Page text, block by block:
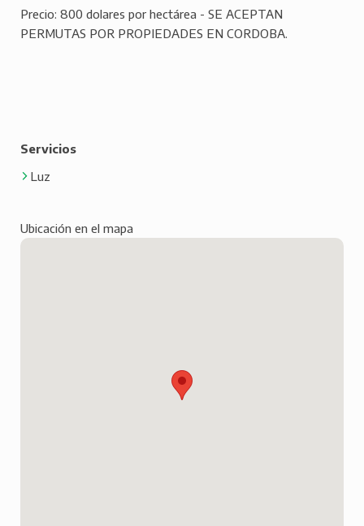
Precio: 800 dolares por hectárea - SE ACEPTAN
PERMUTAS POR PROPIEDADES EN CORDOBA.
Servicios
Luz
Ubicación en el mapa